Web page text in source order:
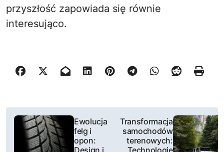
przyszłość zapowiada się równie
interesująco.
N
Ewolucja
felg i
opon:
Design i
Transformacja
samochodów
terenowych:
Technologie